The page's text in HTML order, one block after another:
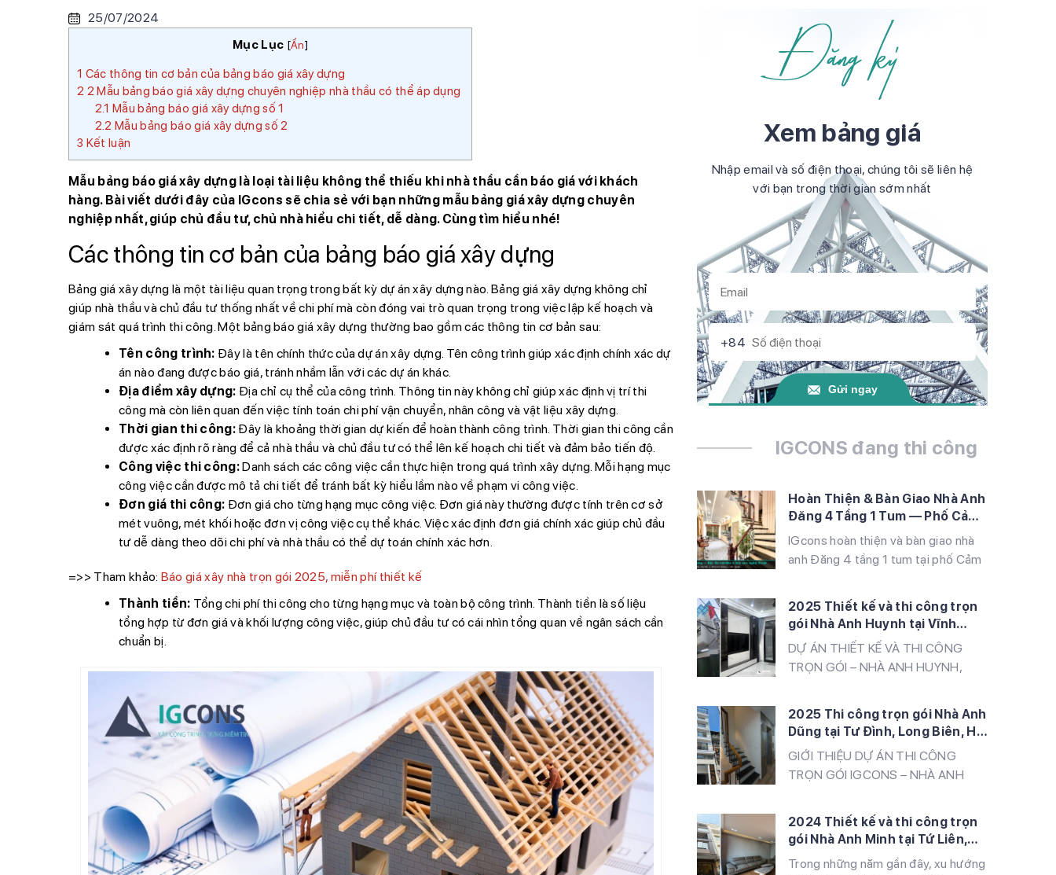
25/07/2024
Mục Lục [Ẩn]
1 Các thông tin cơ bản của bảng báo giá xây dựng
2 2 Mẫu bảng báo giá xây dựng chuyên nghiệp nhà thầu có thể áp dụng
2.1 Mẫu bảng báo giá xây dựng số 1
2.2 Mẫu bảng báo giá xây dựng số 2
3 Kết luận
Mẫu bảng báo giá xây dựng là loại tài liệu không thể thiếu khi nhà thầu cần báo giá với khách
hàng. Bài viết dưới đây của IGcons sẽ chia sẻ với bạn những mẫu bảng giá xây dựng chuyên
nghiệp nhất, giúp chủ đầu tư, chủ nhà hiểu chi tiết, dễ dàng. Cùng tìm hiểu nhé!
Các thông tin cơ bản của bảng báo giá xây dựng
Bảng giá xây dựng là một tài liệu quan trọng trong bất kỳ dự án xây dựng nào. Bảng giá xây dựng không chỉ
giúp nhà thầu và chủ đầu tư thống nhất về chi phí mà còn đóng vai trò quan trọng trong việc lập kế hoạch và
giám sát quá trình thi công. Một bảng báo giá xây dựng thường bao gồm các thông tin cơ bản sau:
Tên công trình: Đây là tên chính thức của dự án xây dựng. Tên công trình giúp xác định chính xác dự
án nào đang được báo giá, tránh nhầm lẫn với các dự án khác.
Địa điểm xây dựng: Địa chỉ cụ thể của công trình. Thông tin này không chỉ giúp xác định vị trí thi
công mà còn liên quan đến việc tính toán chi phí vận chuyển, nhân công và vật liệu xây dựng.
Thời gian thi công: Đây là khoảng thời gian dự kiến để hoàn thành công trình. Thời gian thi công cần
được xác định rõ ràng để cả nhà thầu và chủ đầu tư có thể lên kế hoạch chi tiết và đảm bảo tiến độ.
Công việc thi công:Danh sách các công việc cần thực hiện trong quá trình xây dựng. Mỗi hạng mục
công việc cần được mô tả chi tiết để tránh bất kỳ hiểu lầm nào về phạm vi công việc.
Đơn giá thi công: Đơn giá cho từng hạng mục công việc. Đơn giá này thường được tính trên cơ sở
mét vuông, mét khối hoặc đơn vị công việc cụ thể khác. Việc xác định đơn giá chính xác giúp chủ đầu
tư dễ dàng theo dõi chi phí và nhà thầu có thể dự toán chính xác hơn.
=>> Tham khảo: Báo giá xây nhà trọn gói 2025, miễn phí thiết kế
Thành tiền: Tổng chi phí thi công cho từng hạng mục và toàn bộ công trình. Thành tiền là số liệu
tổng hợp từ đơn giá và khối lượng công việc, giúp chủ đầu tư có cái nhìn tổng quan về ngân sách cần
chuẩn bị.
Đăng ký
Xem bảng giá
Nhập email và số điện thoại, chúng tôi sẽ liên hệ
với bạn trong thời gian sớm nhất
+84
Gửi ngay
IGCONS đang thi công
Hoàn Thiện & Bàn Giao Nhà Anh
Đăng 4 Tầng 1 Tum — Phố Cảm
Hội, Hà Nội | IGcons
IGcons hoàn thiện và bàn giao nhà
anh Đăng 4 tầng 1 tum tại phố Cảm
điển Đông Dương với tranh sơn dầu,
lan can sắt nghệ thuật, vườn sân
thượng và nội thất gỗ tự nhiên đẳng
cấp
2025 Thiết kế và thi công trọn
gói Nhà Anh Huynh tại Vĩnh
Quỳnh, Thanh Trì, Hà Nội
DỰ ÁN THIẾT KẾ VÀ THI CÔNG
TRỌN GÓI – NHÀ ANH HUYNH,
hào là đơn vị thiết kế và thi công
trọn gói công trình nhà ở của anh
Huynh tại Vĩnh Quỳnh, Thanh Trì, Hà
Nội. Công trình được xây dựng theo
phong cách hiện đại, công […]
2025 Thi công trọn gói Nhà Anh
Dũng tại Tư Đình, Long Biên, Hà
Nội
GIỚI THIỆU DỰ ÁN THI CÔNG
TRỌN GÓI IGCONS – NHÀ ANH
HÀ NỘI IGCONS hân hạnh là đơn vị
thi công trọn gói dự án nhà ở gia
đình cho anh Dũng, tọa lạc tại phố
Tư Đình, quận Long Biên, Hà Nội.
2024 Thiết kế và thi công trọn
gói Nhà Anh Minh tại Tứ Liên,
Tây Hồ, Hà Nội
Trong những năm gần đây, xu hướng